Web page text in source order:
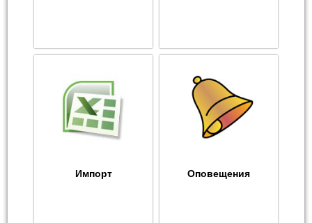
Импорт Оповещения